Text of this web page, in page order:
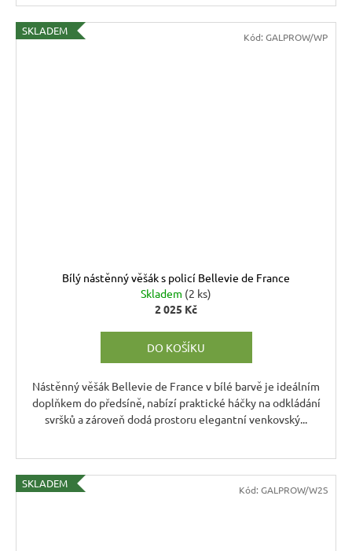
SKLADEM
Bílý nástěnný věšák s policí Bellevie de France
Skladem (2 ks)
2 025 Kč
DO KOŠÍKU
Nástěnný věšák Bellevie de France v bílé barvě je ideálním
doplňkem do předsíně, nabízí praktické háčky na odkládání
svršků a zároveň dodá prostoru elegantní venkovský...
Kód: GALPROW/WP
SKLADEM Kód: GALPROW/W2S